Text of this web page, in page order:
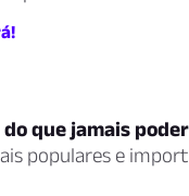
que jamais
populares e